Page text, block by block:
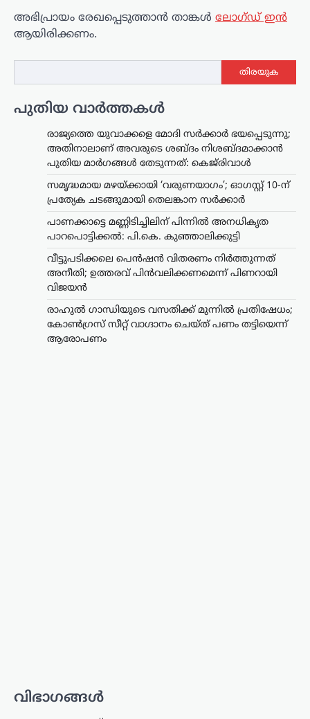
അഭിപ്രായം രേഖപ്പെടുത്താ‍ൻ താങ്കൾ ലോഗ്ഡ് ഇൻ
ആയിരിക്കണം.
തിരയുക
പുതിയ വാർത്തകൾ
രാജ്യത്തെ യുവാക്കളെ മോദി സർക്കാർ ഭയപ്പെടുന്നു;
അതിനാലാണ് അവരുടെ ശബ്ദം നിശബ്ദമാക്കാൻ
പുതിയ മാർഗങ്ങൾ തേടുന്നത്: കെജ്‌രിവാൾ
സമൃദ്ധമായ മഴയ്ക്കായി ‘വരുണയാഗം’; ഓഗസ്റ്റ് 10-ന്
പ്രത്യേക ചടങ്ങുമായി തെലങ്കാന സർക്കാർ
പാണക്കാട്ടെ മണ്ണിടിച്ചിലിന് പിന്നിൽ അനധികൃത
പാറപൊട്ടിക്കൽ: പി.കെ. കുഞ്ഞാലിക്കുട്ടി
വീട്ടുപടിക്കലെ പെൻഷൻ വിതരണം നിർത്തുന്നത്
അനീതി; ഉത്തരവ് പിൻവലിക്കണമെന്ന് പിണറായി
വിജയൻ
രാഹുൽ ഗാന്ധിയുടെ വസതിക്ക് മുന്നിൽ പ്രതിഷേധം;
കോൺഗ്രസ് സീറ്റ് വാഗ്ദാനം ചെയ്ത് പണം തട്ടിയെന്ന്
ആരോപണം
വിഭാഗങ്ങൾഅര്‍ജുന്‍ ആയങ്കിക്കായി